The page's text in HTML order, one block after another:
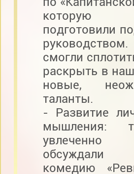
которую
подготовили
смогли
раскрыть в
новые,
таланты.
- Развитие
мышления:
комедию